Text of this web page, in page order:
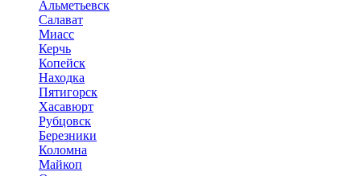
Альметьевск
Салават
Миасс
Керчь
Копейск
Находка
Пятигорск
Хасавюрт
Рубцовск
Березники
Коломна
Майкоп